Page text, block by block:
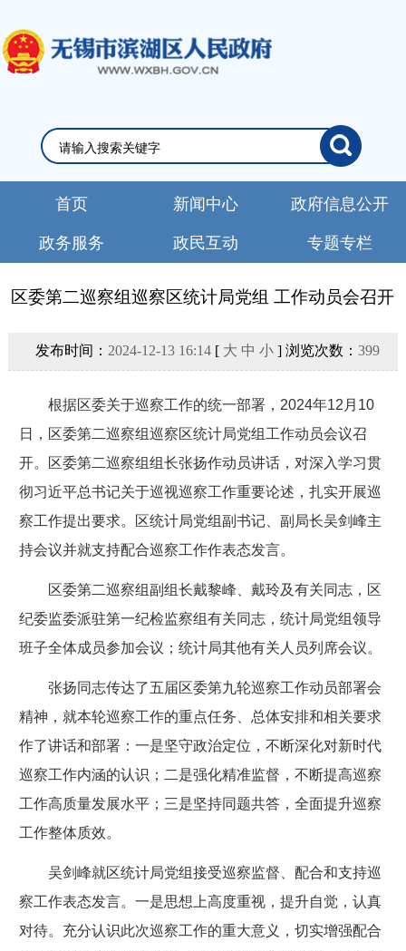
首页 新闻中心 政府信息公开
政务服务 政民互动 专题专栏
区委第二巡察组巡察区统计局党组 工作动员会召开
发布时间： 2024-12-13 16:14[ 大 中 小] 浏览次数： 399
根据区委关于巡察工作的统一部署，2024年12月10
日，区委第二巡察组巡察区统计局党组工作动员会议召
开。区委第二巡察组组长张扬作动员讲话，对深入学习贯
彻习近平总书记关于巡视巡察工作重要论述，扎实开展巡
察工作提出要求。区统计局党组副书记、副局长吴剑峰主
持会议并就支持配合巡察工作作表态发言。
区委第二巡察组副组长戴黎峰、戴玲及有关同志，区
纪委监委派驻第一纪检监察组有关同志，统计局党组领导
班子全体成员参加会议；统计局其他有关人员列席会议。
张扬同志传达了五届区委第九轮巡察工作动员部署会
精神，就本轮巡察工作的重点任务、总体安排和相关要求
作了讲话和部署：一是坚守政治定位，不断深化对新时代
巡察工作内涵的认识；二是强化精准监督，不断提高巡察
工作高质量发展水平；三是坚持同题共答，全面提升巡察
工作整体质效。
吴剑峰就区统计局党组接受巡察监督、配合和支持巡
察工作表态发言。一是思想上高度重视，提升自觉，认真
对待。充分认识此次巡察工作的重大意义，切实增强配合